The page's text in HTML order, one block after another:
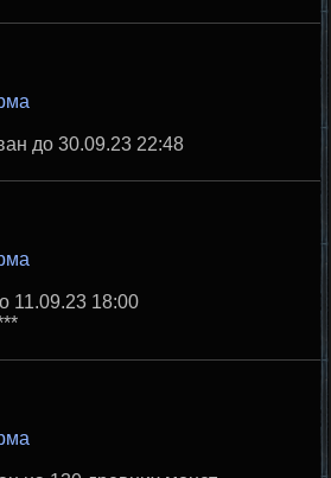
до 30.09.23 22:48
11.09.23 18:00